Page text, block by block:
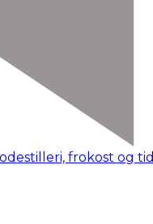
frokost og